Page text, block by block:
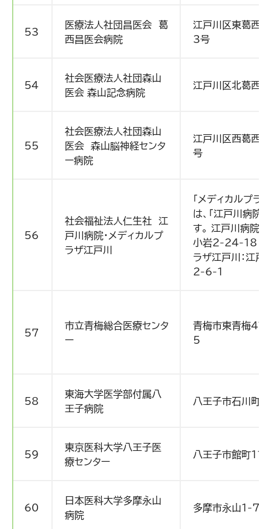
53
医療法人社団昌医会 葛
西昌医会病院
江戸川区東葛西
3号
54
社会医療法人社団森山
医会 森山記念病院
江戸川区北葛西４
55
社会医療法人社団森山
医会 森山脳神経センタ
ー病院
江戸川区西葛西七
号
56
社会福祉法人仁生社 江
戸川病院・メディカルプ
ラザ江戸川
「メディカルプラ
は、「江戸川病院
す。 江戸川病院：
小岩2-24-18 メ
ラザ江戸川：江戸
2-6-1
57
市立青梅総合医療センタ
ー
青梅市東青梅4
5
58
東海大学医学部付属八
王子病院
八王子市石川町１
59
東京医科大学八王子医
療センター
八王子市館町１１６
60
日本医科大学多摩永山
病院
多摩市永山1-7-1